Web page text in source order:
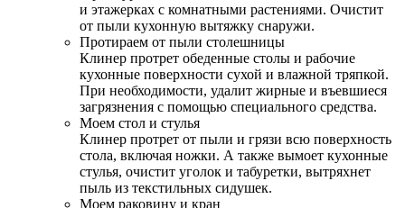
и этажерках с комнатными растениями. Очистит
от пыли кухонную вытяжку снаружи.
Протираем от пыли столешницы
Клинер протрет обеденные столы и рабочие
кухонные поверхности сухой и влажной тряпкой.
При необходимости, удалит жирные и въевшиеся
загрязнения с помощью специального средства.
Моем стол и стулья
Клинер протрет от пыли и грязи всю поверхность
стола, включая ножки. А также вымоет кухонные
стулья, очистит уголок и табуретки, вытряхнет
пыль из текстильных сидушек.
Моем раковину и кран